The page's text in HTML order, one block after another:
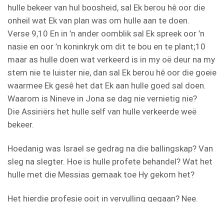
hulle bekeer van hul boosheid, sal Ek berou hê oor die
onheil wat Ek van plan was om hulle aan te doen.
Verse 9,10 En in ’n ander oomblik sal Ek spreek oor ’n
nasie en oor ’n koninkryk om dit te bou en te plant;10
maar as hulle doen wat verkeerd is in my oë deur na my
stem nie te luister nie, dan sal Ek berou hê oor die goeie
waarmee Ek gesê het dat Ek aan hulle goed sal doen.
Waarom is Nineve in Jona se dag nie vernietig nie?
Die Assiriërs het hulle self van hulle verkeerde weë
bekeer.
Hoedanig was Israel se gedrag na die ballingskap? Van
sleg na slegter. Hoe is hulle profete behandel? Wat het
hulle met die Messias gemaak toe Hy gekom het?
Het hierdie profesie ooit in vervulling gegaan? Nee.